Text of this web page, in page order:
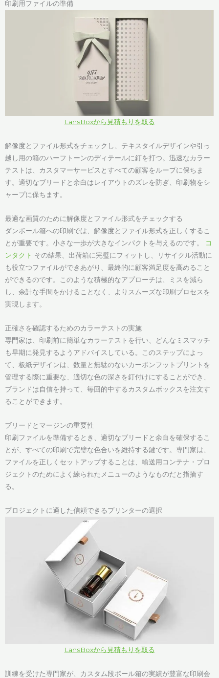
印刷用ファイルの準備
LansBoxから見積もりを取る
解像度とファイル形式をチェックし、テキスタイルデザインや引っ
越し用の箱のハーフトーンのディテールに釘を打つ。迅速なカラー
テストは、カスタマーサービスとすべての顧客をループに保ちま
す。適切なブリードと余白はレイアウトのズレを防ぎ、印刷物をシ
ャープに保ちます。
最適な画質のために解像度とファイル形式をチェックする
ダンボール箱への印刷では、解像度とファイル形式を正しくするこ
とが重要です。小さな一歩が大きなインパクトを与えるのです。
コ
ンタクト その結果、出荷箱に完璧にフィットし、リサイクル活動に
も役立つファイルができあがり、最終的に顧客満足度を高めること
ができるのです。このような積極的なアプローチは、ミスを減ら
し、余計な手間をかけることなく、よりスムーズな印刷プロセスを
実現します。
正確さを確認するためのカラーテストの実施
専門家は、印刷前に簡単なカラーテストを行い、どんなミスマッチ
も早期に発見するようアドバイスしている。このステップによっ
て、板紙デザインは、数量と無駄のないカーボンフットプリントを
管理する際に重要な、適切な色の深さを釘付けにすることができ、
ブランドは自信を持って、毎回的中するカスタムボックスを注文す
ることができます。
ブリードとマージンの重要性
印刷ファイルを準備するとき、適切なブリードと余白を確保するこ
とが、すべての印刷で完璧な色合いを維持する鍵です。専門家は、
ファイルを正しくセットアップすることは、輸送用コンテナ・プロ
ジェクトのためによく練られたメニューのようなものだと指摘す
る。
プロジェクトに適した信頼できるプリンターの選択
LansBoxから見積もりを取る
訓練を受けた専門家が、カスタム段ボール箱の実績が豊富な印刷会